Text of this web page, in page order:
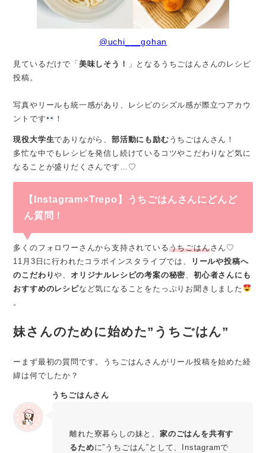
@uchi___gohan
見ているだけで「美味しそう！
」となるうちごはんさんのレシピ
投稿。
写真やリールも統一感があり、レシピのシズル感が際立つアカウ
ントです
！
現役大学生でありながら、 部活動にも励む うちごはんさん！
多忙な中でもレシピを発信し続けているコツやこだわりなど気に
なることが盛りだくさんです…♡
【Instagram×Trepo】うちごはんさんにどんど
ん質問！
多くのフォロワーさんから支持されているうちごはんさん♡
11月3日に行われたコラボインスタライブでは、
リールや投稿へ
のこだわりや、 オリジナルレシピの考案の秘密 、初心者さんにも
おすすめのレシピなど気になることをたっぷりお聞きしました
。
妹さんのために始めた”うちごはん”
ーまず最初の質問です。うちごはんさんがリール投稿を始めた経
緯は何でしたか？
うちごはんさん
離れた寮暮らしの妹と、 家のごはんを共有す
るために”うちごはん”として、Instagramで